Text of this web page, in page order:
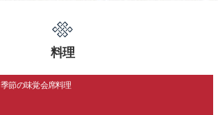
料理
季節の味覚会席料理